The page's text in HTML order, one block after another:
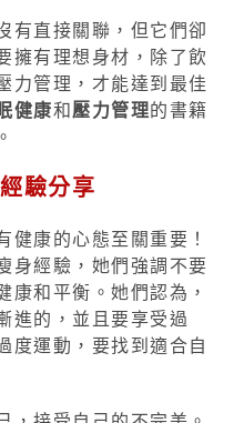
有直接關聯，但它們卻
擁有理想身材，除了飲
力管理，才能達到最佳
健康和壓力管理的書籍
驗分享
健康的心態至關重要！
身經驗，她們強調不要
康和平衡。她們認為，
進的，並且要享受過
度運動，要找到適合自